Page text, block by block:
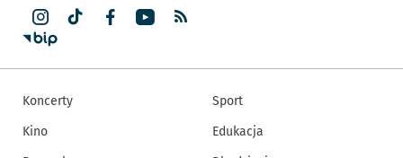
Koncerty
Kino
Sport
Edukacja